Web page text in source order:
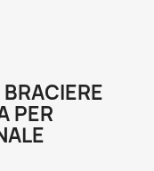
PER